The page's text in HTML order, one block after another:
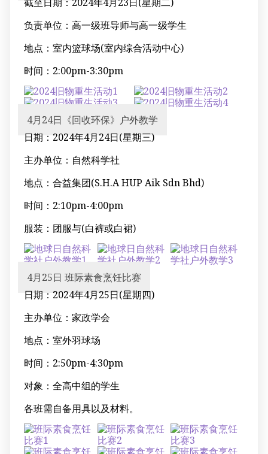
负责单位：高一级班导师与高一级学生
地点：室内篮球场(室内综合活动中心)
时间：2:00pm-3:30pm
4月24日《回收环保》户外教学
日期：2024年4月24日(星期三)
主办单位：自然科学社
地点：合益集团(S.H.A HUP Aik Sdn Bhd)
时间：2:10pm-4:00pm
服装：团服与(白裤或白裙)
4月25日 班际素食烹饪比赛
日期：2024年4月25日(星期四)
主办单位：家政学会
地点：室外羽球场
时间：2:50pm-4:30pm
对象：全高中组的学生
各班需自备用具以及材料。